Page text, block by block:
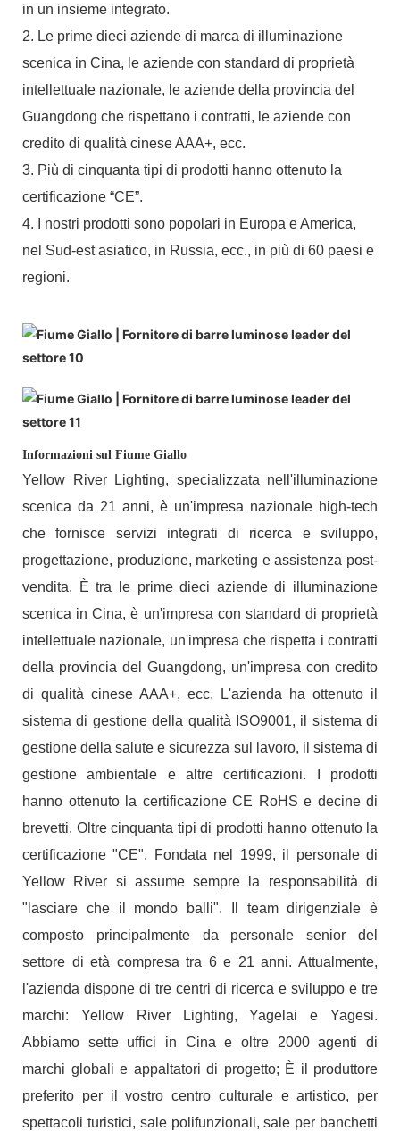
in un insieme integrato.
2. Le prime dieci aziende di marca di illuminazione
scenica in Cina, le aziende con standard di proprietà
intellettuale nazionale, le aziende della provincia del
Guangdong che rispettano i contratti, le aziende con
credito di qualità cinese AAA+, ecc.
3. Più di cinquanta tipi di prodotti hanno ottenuto la
certificazione “CE”.
4. I nostri prodotti sono popolari in Europa e America,
nel Sud-est asiatico, in Russia, ecc., in più di 60 paesi e
regioni.
Informazioni sul Fiume Giallo
Yellow River Lighting, specializzata nell'illuminazione
scenica da 21 anni, è un'impresa nazionale high-tech
che fornisce servizi integrati di ricerca e sviluppo,
progettazione, produzione, marketing e assistenza post-
vendita. È tra le prime dieci aziende di illuminazione
scenica in Cina, è un'impresa con standard di proprietà
intellettuale nazionale, un'impresa che rispetta i contratti
della provincia del Guangdong, un'impresa con credito
di qualità cinese AAA+, ecc. L'azienda ha ottenuto il
sistema di gestione della qualità ISO9001, il sistema di
gestione della salute e sicurezza sul lavoro, il sistema di
gestione ambientale e altre certificazioni. I prodotti
hanno ottenuto la certificazione CE RoHS e decine di
brevetti. Oltre cinquanta tipi di prodotti hanno ottenuto la
certificazione "CE". Fondata nel 1999, il personale di
Yellow River si assume sempre la responsabilità di
"lasciare che il mondo balli". Il team dirigenziale è
composto principalmente da personale senior del
settore di età compresa tra 6 e 21 anni. Attualmente,
l'azienda dispone di tre centri di ricerca e sviluppo e tre
marchi: Yellow River Lighting, Yagelai e Yagesi.
Abbiamo sette uffici in Cina e oltre 2000 agenti di
marchi globali e appaltatori di progetto; È il produttore
preferito per il vostro centro culturale e artistico, per
spettacoli turistici, sale polifunzionali, sale per banchetti